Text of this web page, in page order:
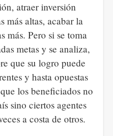
atraer inversión
más altas, acabar la
más. Pero si se toma
metas y se analiza,
que su logro puede
y hasta opuestas
los beneficiados no
sino ciertos agentes
a costa de otros.